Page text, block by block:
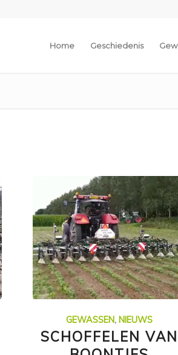
Home Geschiedenis
GEWASSEN, NIEUWS
SCHOFFELEN VAN